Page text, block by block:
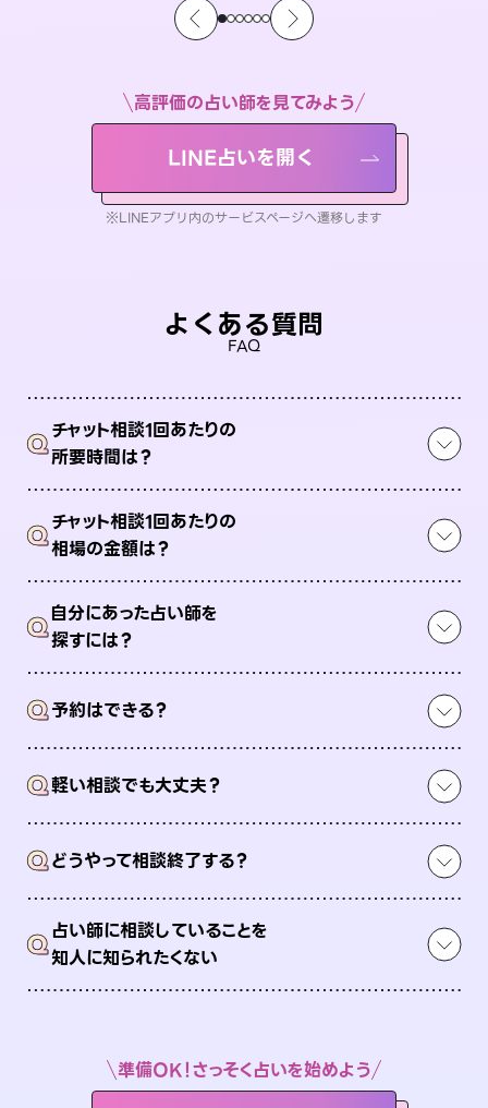
高評価の占い師を見てみよう
LINE占いを開く
※LINEアプリ内のサービスページへ遷移します
よくある質問
FAQ
Qチャット相談1回あたりの
所要時間は？
Qチャット相談1回あたりの
相場の金額は？
Q自分にあった占い師を
探すには？
Q予約はできる？
Q軽い相談でも大丈夫？
Qどうやって相談終了する？
Q占い師に相談していることを
知人に知られたくない
準備OK！さっそく占いを始めよう